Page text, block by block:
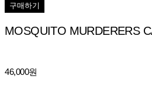
구매하기
MOSQUITO MURDERERS
46,000원